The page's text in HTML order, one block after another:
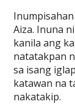
Aiza. Inuna
kanila ang
natatakpan
sa isang
katawan na
nakatakip.